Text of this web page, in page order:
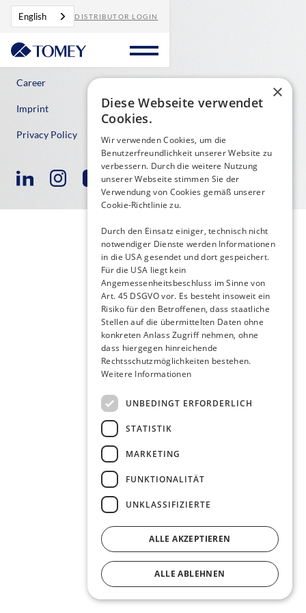
English DISTRIBUTOR LOGIN
Contact
Career
Imprint
Privacy Policy
×
Diese Webseite verwendet
Cookies.
Wir verwenden Cookies, um die
Benutzerfreundlichkeit unserer Website zu
verbessern. Durch die weitere Nutzung
unserer Webseite stimmen Sie der
Verwendung von Cookies gemäß unserer
Cookie-Richtlinie zu.
Durch den Einsatz einiger, technisch nicht
notwendiger Dienste werden Informationen
in die USA gesendet und dort gespeichert.
Für die USA liegt kein
Angemessenheitsbeschluss im Sinne von
Art. 45 DSGVO vor. Es besteht insoweit ein
Risiko für den Betroffenen, dass staatliche
Stellen auf die übermittelten Daten ohne
konkreten Anlass Zugriff nehmen, ohne
dass hiergegen hinreichende
Rechtsschutzmöglichkeiten bestehen.
Weitere Informationen
UNBEDINGT ERFORDERLICH
STATISTIK
MARKETING
FUNKTIONALITÄT
UNKLASSIFIZIERTE
ALLE AKZEPTIEREN
ALLE ABLEHNEN